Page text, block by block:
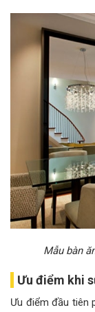
Mẫu bàn
Ưu điểm khi
Ưu điểm đầu tiên